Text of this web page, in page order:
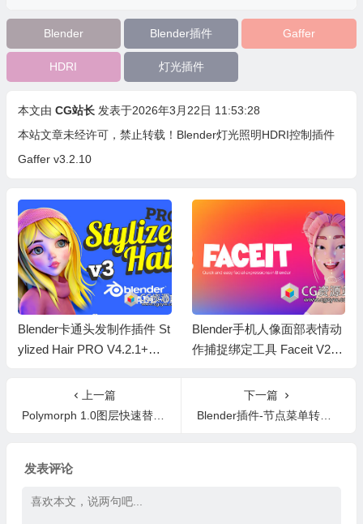
Blender Blender插件 Gaffer
HDRI 灯光插件
本文由 CG站长 发表于2026年3月22日 11:53:28
本站文章未经许可，禁止转载！ Blender灯光照明HDRI控制插件
Gaffer v3.2.10
Blender卡通头发制作插件 St
ylized Hair PRO V4.2.1+使
Blender手机人像面部表情动
作捕捉绑定工具 Faceit V2.3.
上一篇
Polymorph 1.0图层快速替换AE脚本免费下载
下一篇
Blender插件-节点菜单转饼状菜单工具 Node Pie v1.2.52
发表评论